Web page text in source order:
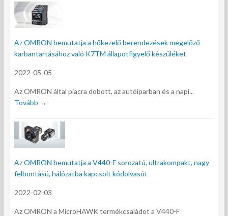
Az OMRON bemutatja a hőkezelő berendezések megelőző
karbantartásához való K7TM állapotfigyelő készüléket
2022-05-05
Az OMRON által piacra dobott, az autóiparban és a napi...
Tovább →
Az OMRON bemutatja a V440-F sorozatú, ultrakompakt, nagy
felbontású, hálózatba kapcsolt kódolvasót
2022-02-03
Az OMRON a MicroHAWK termékcsaládot a V440-F